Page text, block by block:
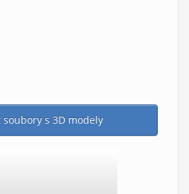
s 3D modely